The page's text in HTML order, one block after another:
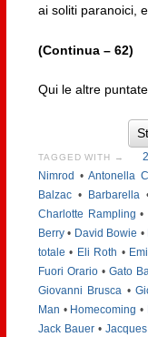
ai soliti paranoici,
(Continua – 62)
Qui le altre
TAGGED WITH →
Nimrod • Antonella
Balzac• Barbarella
Charlotte Rampling •
Berry• David Bowie •
totale • Eli Roth •
Fuori Orario• Gato
Giovanni Brusca •
Man • Homecoming •
Jack Bauer•